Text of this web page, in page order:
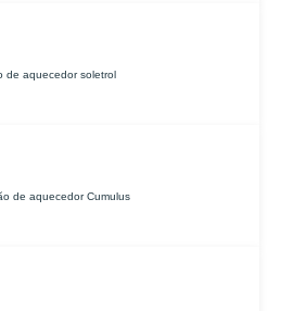
de aquecedor soletrol
de aquecedor Cumulus